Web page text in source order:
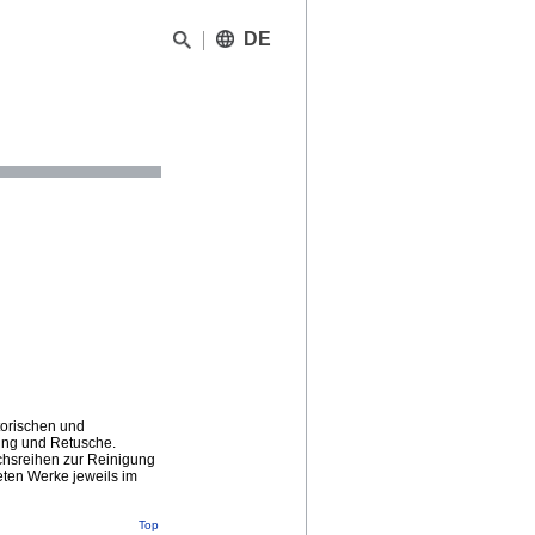
DE
und
und Retusche.
zur Reinigung
Werke jeweils im
Top